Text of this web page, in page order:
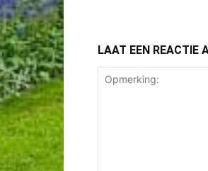
LAAT EEN REACTIE